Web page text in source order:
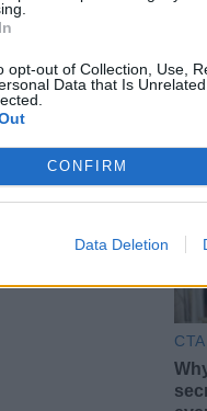
opt-out of Collection, Use,
Data that Is
CONFIRM
Data Deletion
(7-0), 19' meta
Pani (21-5)
(Zebre)